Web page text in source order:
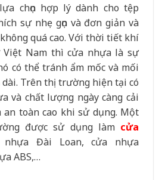
chọn hợp lý dành cho tệp
sự nhẹ gọn và đơn giản và
quá cao. Với thời tiết khí
Nam thì cửa nhựa là sự
có thể tránh ẩm mốc và mối
dài. Trên thị trường hiện tại có
và chất lượng ngày càng cải
toàn cao khi sử dụng. Một
được sử dụng làm cửa
Đài Loan, cửa nhựa
ABS,…